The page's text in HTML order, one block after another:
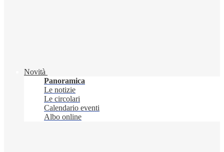
Novità
Panoramica
Le notizie
Le circolari
Calendario eventi
Albo online